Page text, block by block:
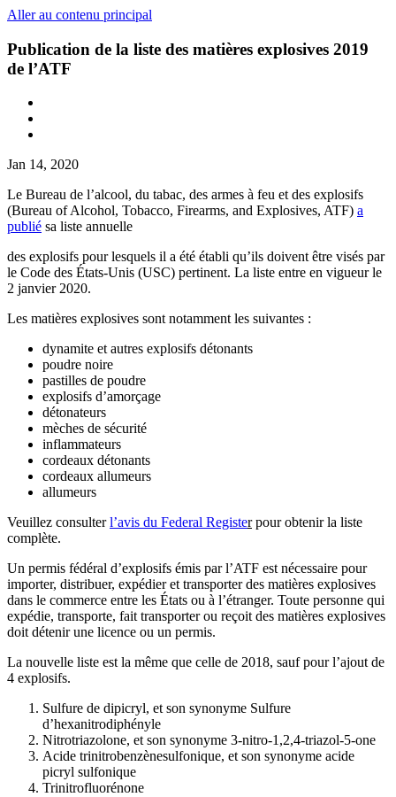
Aller au contenu principal
Publication de la liste des matières explosives 2019
de l’ATF
Jan 14, 2020
Le Bureau de l’alcool, du tabac, des armes à feu et des explosifs
(Bureau of Alcohol, Tobacco, Firearms, and Explosives, ATF) a
publié sa liste annuelle
des explosifs pour lesquels il a été établi qu’ils doivent être visés par
le Code des États-Unis (USC) pertinent. La liste entre en vigueur le
2 janvier 2020.
Les matières explosives sont notamment les suivantes :
dynamite et autres explosifs détonants
poudre noire
pastilles de poudre
explosifs d’amorçage
détonateurs
mèches de sécurité
inflammateurs
cordeaux détonants
cordeaux allumeurs
allumeurs
Veuillez consulterl’avis du Federal Registerpour obtenir la liste
complète.
Un permis fédéral d’explosifs émis par l’ATF est nécessaire pour
importer, distribuer, expédier et transporter des matières explosives
dans le commerce entre les États ou à l’étranger. Toute personne qui
expédie, transporte, fait transporter ou reçoit des matières explosives
doit détenir une licence ou un permis.
La nouvelle liste est la même que celle de 2018, sauf pour l’ajout de
4 explosifs.
Sulfure de dipicryl, et son synonyme Sulfure
d’hexanitrodiphényle
Nitrotriazolone, et son synonyme 3-nitro-1,2,4-triazol-5-one
Acide trinitrobenzènesulfonique, et son synonyme acide
picryl sulfonique
Trinitrofluorénone